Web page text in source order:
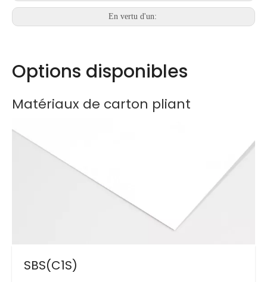
En vertu d'un:
Options disponibles
Matériaux de carton pliant
SBS(C1S)